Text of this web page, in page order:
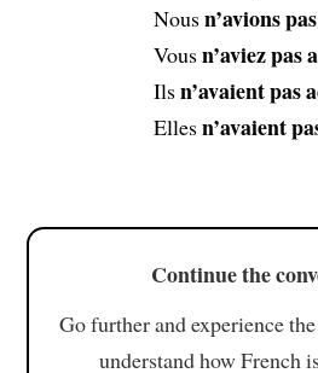
Nousn’avions
Vousn’aviez pas
Ilsn’avaient pas
Ellesn’avaient
Continue the
Go further and experience
understand how French